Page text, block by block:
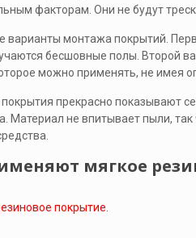
факторам. Они не будут
варианты монтажа покрытий.
бесшовные полы. Второй
можно применять, не имея
прекрасно показывают
Материал не впитывает пыли,
мягкое